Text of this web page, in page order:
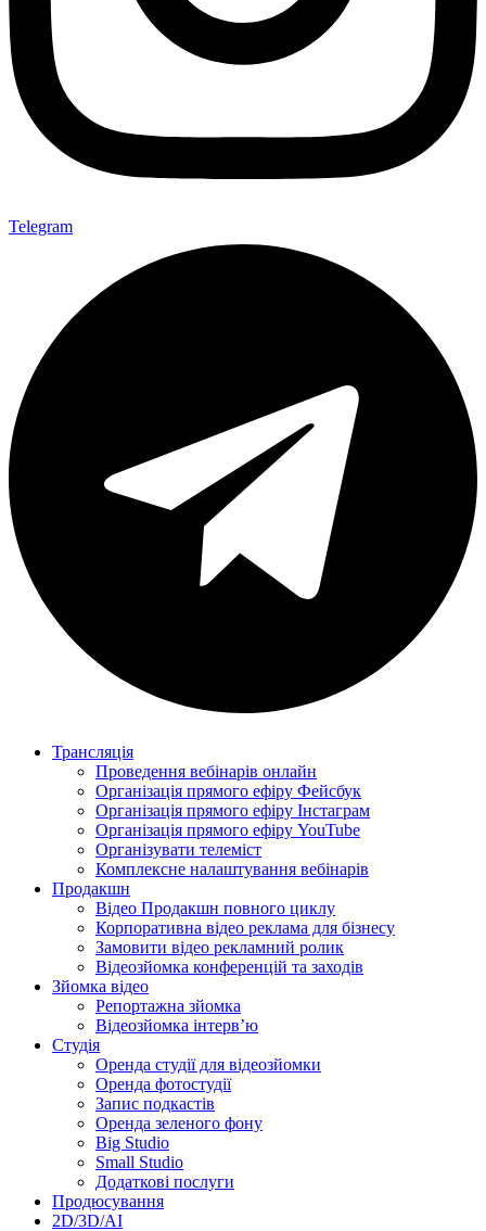
Telegram
Трансляція
Проведення вебінарів онлайн
Організація прямого ефіру Фейсбук
Організація прямого ефіру Інстаграм
Організація прямого ефіру YouTube
Організувати телеміст
Комплексне налаштування вебінарів
Продакшн
Відео Продакшн повного циклу
Корпоративна відео реклама для бізнесу
Замовити відео рекламний ролик
Відеозйомка конференцій та заходів
Зйомка відео
Репортажна зйомка
Відеозйомка інтерв’ю
Студія
Оренда студії для відеозйомки
Оренда фотостудії
Запис подкастів
Оренда зеленого фону
Big Studio
Small Studio
Додаткові послуги
Продюсування
2D/3D/AI